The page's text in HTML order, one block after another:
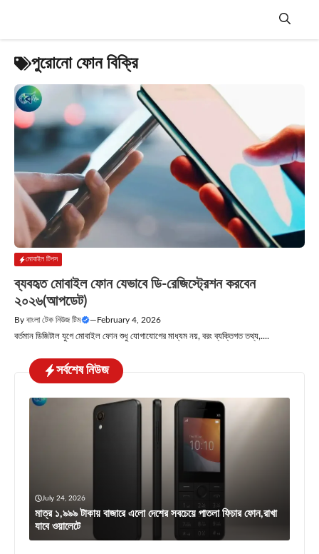
Menu
পুরোনো ফোন বিক্রি
মোবাইল টিপস
ব্যবহৃত মোবাইল ফোন যেভাবে ডি-রেজিস্ট্রেশন করবেন
২০২৬(আপডেট)
By বাংলা টেক নিউজ টিম —February 4, 2026
বর্তমান ডিজিটাল যুগে মোবাইল ফোন শুধু যোগাযোগের মাধ্যম নয়, বরং ব্যক্তিগত তথ্য,....
সর্বশেষ নিউজ
July 24, 2026
মাত্র ১,৯৯৯ টাকায় বাজারে এলো দেশের সবচেয়ে পাতলা ফিচার ফোন,রাখা
যাবে ওয়ালেটে